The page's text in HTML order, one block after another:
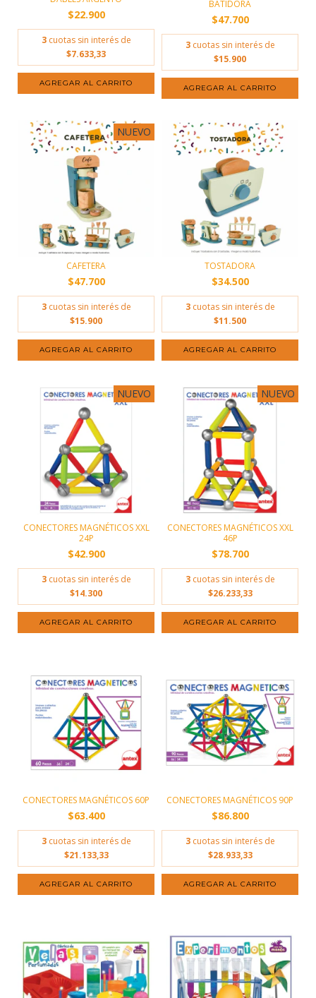
$22.900
3 cuotas sin interés de
$7.633,33
BATIDORA
$47.700
3 cuotas sin interés de
$15.900
NUEVO
CAFETERA
$47.700
3 cuotas sin interés de
$15.900
TOSTADORA
$34.500
3 cuotas sin interés de
$11.500
NUEVO
CONECTORES MAGNÉTICOS XXL
24P
$42.900
3 cuotas sin interés de
$14.300
NUEVO
CONECTORES MAGNÉTICOS XXL
46P
$78.700
3 cuotas sin interés de
$26.233,33
CONECTORES MAGNÉTICOS 60P
$63.400
3 cuotas sin interés de
$21.133,33
CONECTORES MAGNÉTICOS 90P
$86.800
3 cuotas sin interés de
$28.933,33